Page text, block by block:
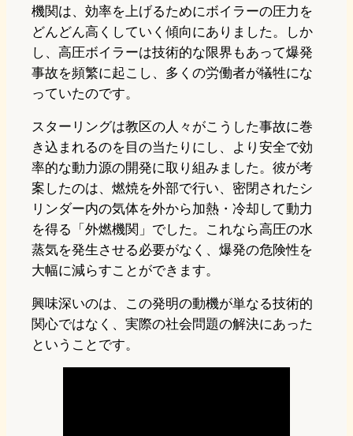
機関は、効率を上げるためにボイラーの圧力を
どんどん高くしていく傾向にありました。しか
し、高圧ボイラーは技術的な限界もあって爆発
事故を頻繁に起こし、多くの労働者が犠牲にな
っていたのです。
スターリングは教区の人々がこうした事故に巻
き込まれるのを目の当たりにし、より安全で効
率的な動力源の開発に取り組みました。彼が考
案したのは、燃焼を外部で行い、密閉されたシ
リンダー内の気体を外から加熱・冷却して動力
を得る「外燃機関」でした。これなら高圧の水
蒸気を発生させる必要がなく、爆発の危険性を
大幅に減らすことができます。
興味深いのは、この発明の動機が単なる技術的
関心ではなく、実際の社会問題の解決にあった
ということです。